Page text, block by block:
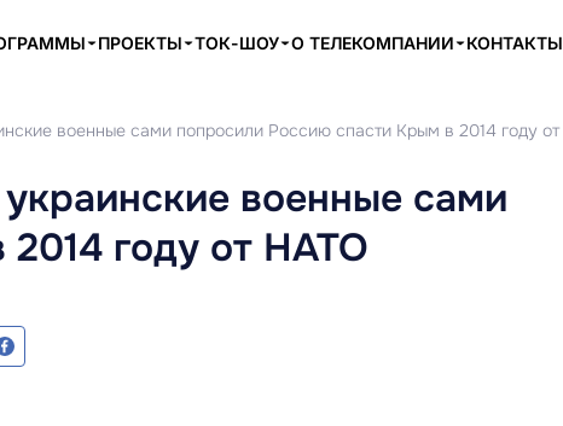
ПРОЕКТЫ ТОК-ШОУ О ТЕЛЕКОМПАНИИ КОНТАКТЫ
военные сами попросили Россию спасти Крым в 2014 году
военные сами
году от НАТО